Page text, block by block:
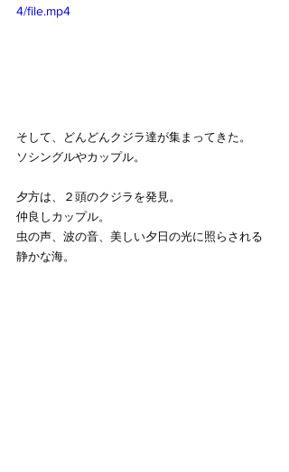
4/file.mp4
そして、どんどんクジラ達が集まってきた。
ソシングルやカップル。
夕方は、２頭のクジラを発見。
仲良しカップル。
虫の声、波の音、美しい夕日の光に照らされる
静かな海。